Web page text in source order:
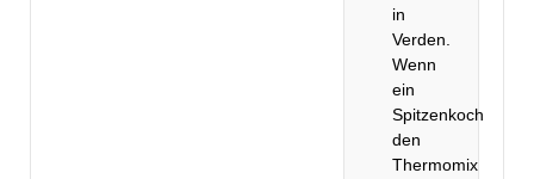
in
Verden.
Wenn
ein
Spitzenkoch
den
Thermomix